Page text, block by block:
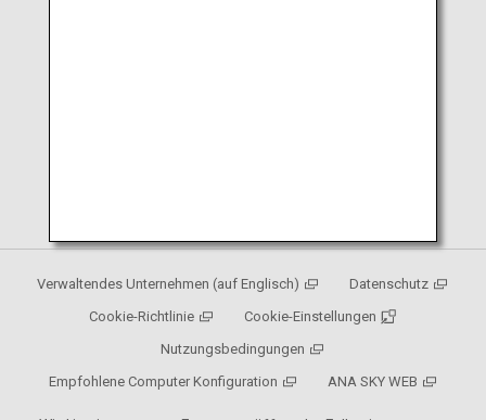
Verwaltendes Unternehmen (auf Englisch)
Datenschutz
Cookie-Richtlinie
Cookie-Einstellungen
Nutzungsbedingungen
Empfohlene Computer Konfiguration
ANA SKY WEB